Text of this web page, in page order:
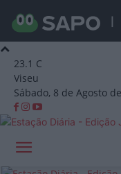
23.1 C
Viseu
Sábado, 8 de Agosto